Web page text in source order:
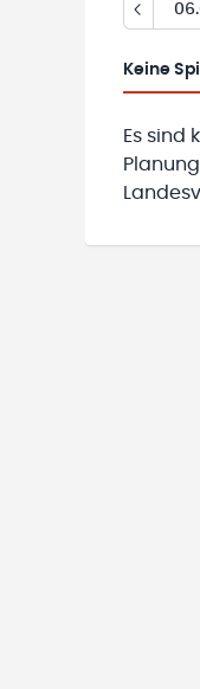
Keine
Es sind